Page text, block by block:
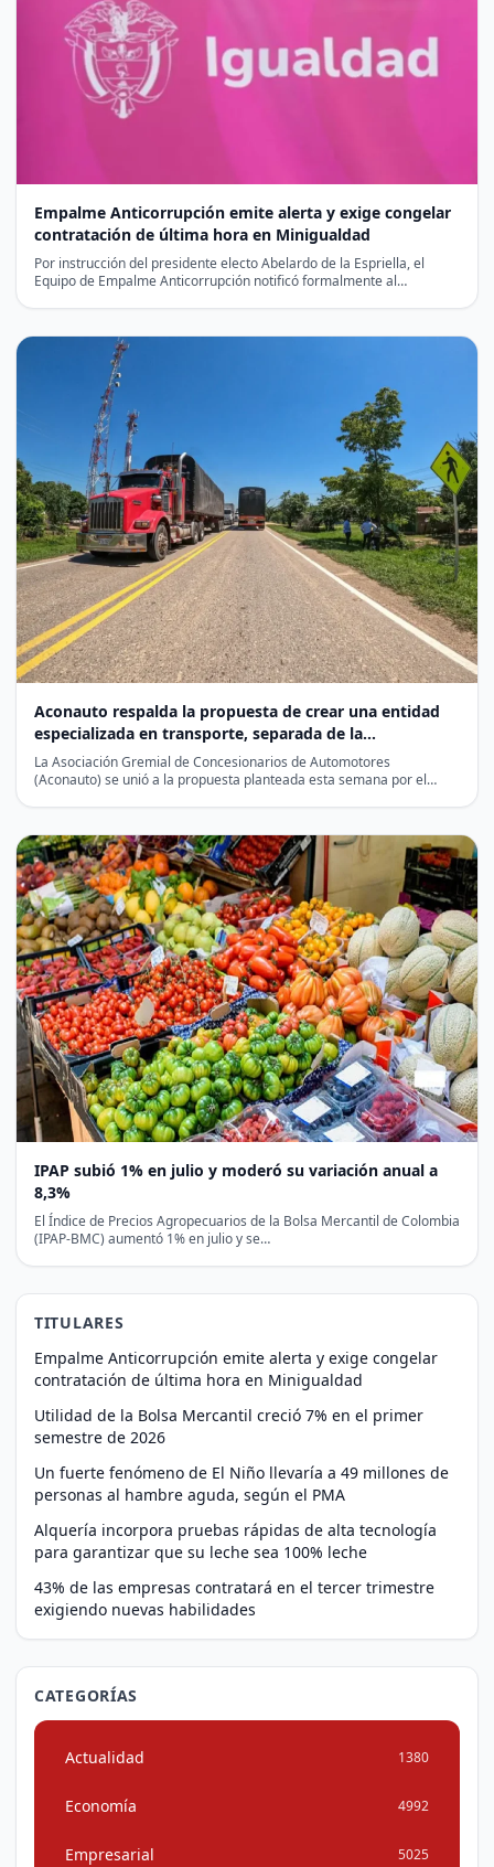
Empalme Anticorrupción emite alerta y exige congelar
contratación de última hora en Minigualdad
Por instrucción del presidente electo Abelardo de la Espriella, el
Equipo de Empalme Anticorrupción notificó formalmente al
Aconauto respalda la propuesta de crear una entidad
especializada en transporte, separada de la
infraestructura vial
La Asociación Gremial de Concesionarios de Automotores
(Aconauto) se unió a la propuesta planteada esta semana por el…
IPAP subió 1% en julio y moderó su variación anual a
8,3%
El Índice de Precios Agropecuarios de la Bolsa Mercantil de Colombia
(IPAP-BMC) aumentó 1% en julio y se…
TITULARES
Empalme Anticorrupción emite alerta y exige congelar
contratación de última hora en Minigualdad
Utilidad de la Bolsa Mercantil creció 7% en el primer
semestre de 2026
Un fuerte fenómeno de El Niño llevaría a 49 millones de
personas al hambre aguda, según el PMA
Alquería incorpora pruebas rápidas de alta tecnología
para garantizar que su leche sea 100% leche
43% de las empresas contratará en el tercer trimestre
exigiendo nuevas habilidades
CATEGORÍAS
Actualidad 1380
Economía 4992
Empresarial 5025